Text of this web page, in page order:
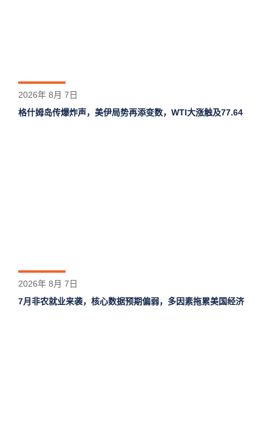
2026年 8月 7日
格什姆岛‌传爆炸声，美伊局势再添变数，WTI大涨触及77.64
2026年 8月 7日
7月非农就业来袭，核心数据预期偏弱，多因素拖累美国经济